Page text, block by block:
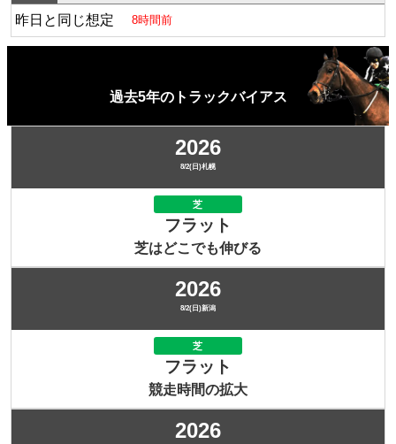
昨日と同じ想定 8時間前
過去5年のトラックバイアス
2026
8/2(日)札幌
芝
フラット
芝はどこでも伸びる
2026
8/2(日)新潟
芝
フラット
競走時間の拡大
2026